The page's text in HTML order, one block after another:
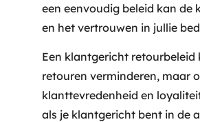
een eenvoudig beleid kan de
en het vertrouwen in jullie
Een klantgericht retourbeleid
retouren verminderen, maar
klanttevredenheid en
als je klantgericht bent in de